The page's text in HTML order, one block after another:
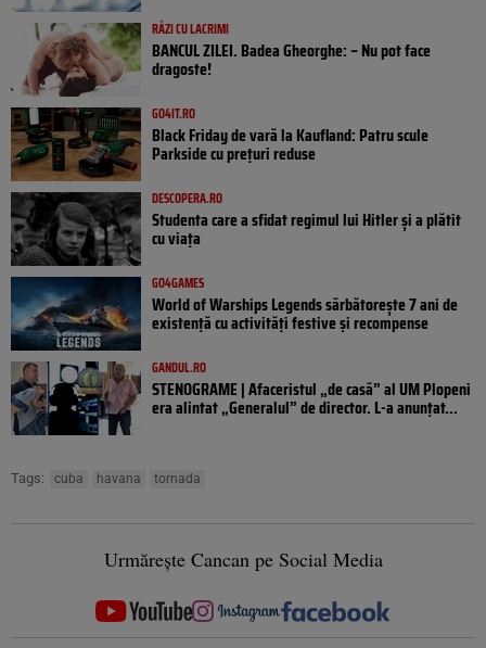
RÂZI CU LACRIMI
BANCUL ZILEI. Badea Gheorghe: – Nu pot face
dragoste!
GO4IT.RO
Black Friday de vară la Kaufland: Patru scule
Parkside cu prețuri reduse
DESCOPERA.RO
Studenta care a sfidat regimul lui Hitler și a plătit
cu viața
GO4GAMES
World of Warships Legends sărbătorește 7 ani de
existență cu activități festive și recompense
GANDUL.RO
STENOGRAME | Afaceristul „de casă” al UM Plopeni
era alintat „Generalul” de director. L-a anunțat...
Tags: cuba havana tornada
Urmărește Cancan pe Social Media